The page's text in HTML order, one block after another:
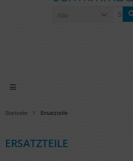
Alle
Startseite Ersatzteile
ERSATZTEILE